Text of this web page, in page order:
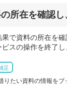
所在を確認
で資料の所在を確
ビスの操作を終了
足
りたい資料の情報をブ